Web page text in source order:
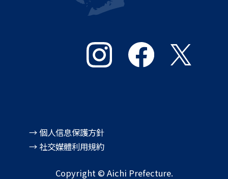
→ 個人信息保護方針
→ 社交媒體利用規約
Copyright © Aichi Prefecture.